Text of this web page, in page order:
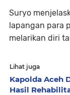
Suryo
lapangan para
melarikan diri
Lihat juga
Kapolda Aceh
Hasil